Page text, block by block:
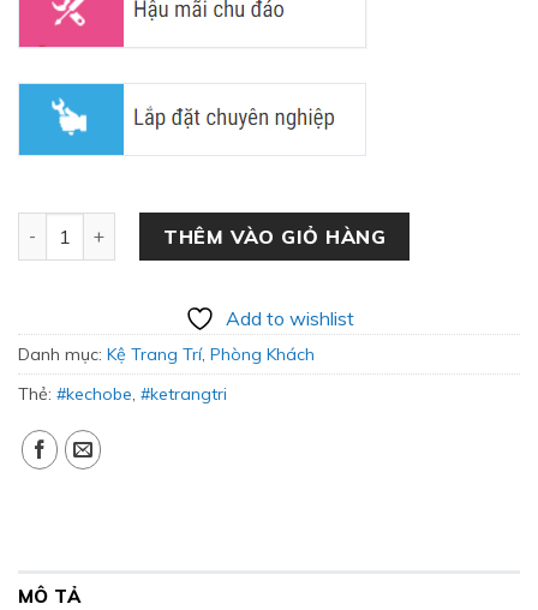
Kệ Trang Trí Cho Bé DS-07 số lượng
THÊM VÀO GIỎ HÀNG
Add to wishlist
Danh mục: Kệ Trang Trí, Phòng Khách
Thẻ: #kechobe, #ketrangtri
MÔ TẢ